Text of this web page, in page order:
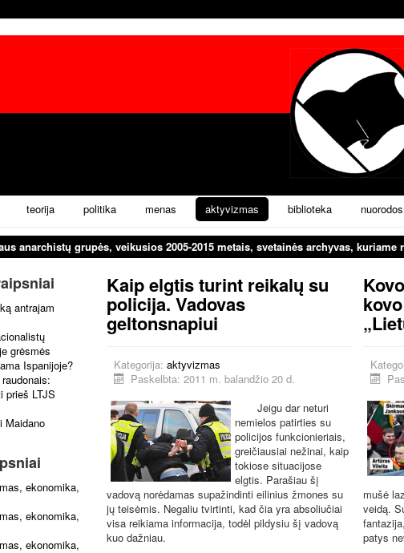
teorija politika menas aktyvizmas biblioteka nuorodos
anarchistų grupės, veikusios 2005-2015 metais, svetainės archyvas,
antrajam
grėsmės
Ispanijoje?
prieš LTJS
Maidano
ekonomika,
ekonomika,
ekonomika,
Kaip elgtis turint reikalų su
policija. Vadovas
geltonsnapiui
Kategorija: aktyvizmas
Paskelbta: 2011 m. balandžio 20 d.
Jeigu dar neturi
nemielos patirties su
policijos funkcionieriais,
greičiausiai nežinai, kaip
tokiose situacijose
elgtis. Parašiau šį
vadovą norėdamas supažindinti eilinius žmones su
jų teisėmis. Negaliu tvirtinti, kad čia yra absoliučiai
visa reikiama informacija, todėl pildysiu šį vadovą
kuo dažniau.
mušė
veidą.
patys